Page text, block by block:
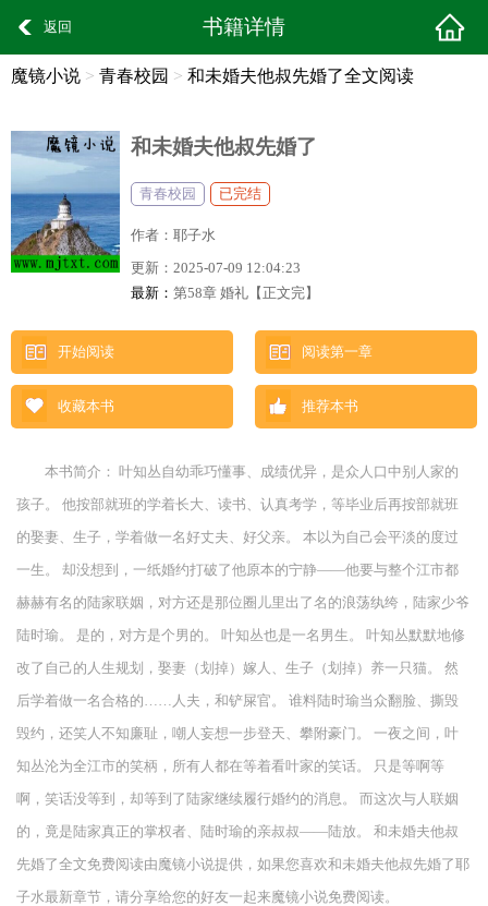
返回 书籍详情
魔镜小说 > 青春校园 > 和未婚夫他叔先婚了全文阅读
和未婚夫他叔先婚了
青春校园 已完结
作者： 耶子水
更新： 2025-07-09 12:04:23
最新： 第58章 婚礼【正文完】
开始阅读 阅读第一章
收藏本书 推荐本书
本书简介： 叶知丛自幼乖巧懂事、成绩优异，是众人口中别人家的
孩子。 他按部就班的学着长大、读书、认真考学，等毕业后再按部就班
的娶妻、生子，学着做一名好丈夫、好父亲。 本以为自己会平淡的度过
一生。 却没想到，一纸婚约打破了他原本的宁静——他要与整个江市都
赫赫有名的陆家联姻，对方还是那位圈儿里出了名的浪荡纨绔，陆家少爷
陆时瑜。 是的，对方是个男的。 叶知丛也是一名男生。 叶知丛默默地修
改了自己的人生规划，娶妻（划掉）嫁人、生子（划掉）养一只猫。 然
后学着做一名合格的……人夫，和铲屎官。 谁料陆时瑜当众翻脸、撕毁
毁约，还笑人不知廉耻，嘲人妄想一步登天、攀附豪门。 一夜之间，叶
知丛沦为全江市的笑柄，所有人都在等着看叶家的笑话。 只是等啊等
啊，笑话没等到，却等到了陆家继续履行婚约的消息。 而这次与人联姻
的，竟是陆家真正的掌权者、陆时瑜的亲叔叔——陆放。 和未婚夫他叔
先婚了全文免费阅读由魔镜小说提供，如果您喜欢和未婚夫他叔先婚了耶
子水最新章节，请分享给您的好友一起来魔镜小说免费阅读。